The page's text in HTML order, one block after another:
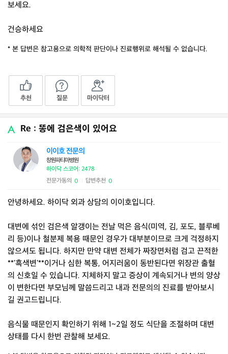
보세요.
건승하세요
* 본 답변은 참고용으로 의학적 판단이나 진료행위로 해석될 수 없습니다.
추천 질문 마이닥터
Re : 똥에 검은색이 있어요
이이호 전문의
창원파티마병원
하이닥 스코어: 2478
전문가동의 0 답변추천 0
안녕하세요. 하이닥 외과 상담의 이이호입니다.
대변에 섞인 검은색 알갱이는 전날 먹은 음식(미역, 김, 포도, 블루베
리 등)이나 철분제 복용 때문인 경우가 대부분이므로 크게 걱정하지
않으셔도 됩니다. 하지만 만약 대변 전체가 짜장면처럼 검고 끈적한
**'흑색변'**이거나 심한 복통, 어지러움이 동반된다면 위장관 출혈
의 신호일 수 있습니다. 지체하지 말고 증상이 계속되거나 변의 양상
이 변한다면 부모님께 말씀드리고 내과 전문의의 진료를 받아보시
길 권고드립니다.
음식물 때문인지 확인하기 위해 1~2일 정도 식단을 조절하며 대변
상태를 다시 한번 관찰해 보세요.